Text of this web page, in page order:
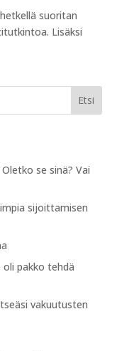
suoritan
Lisäksi
Etsi
se sinä? Vai
sijoittamisen
pakko tehdä
vakuutusten